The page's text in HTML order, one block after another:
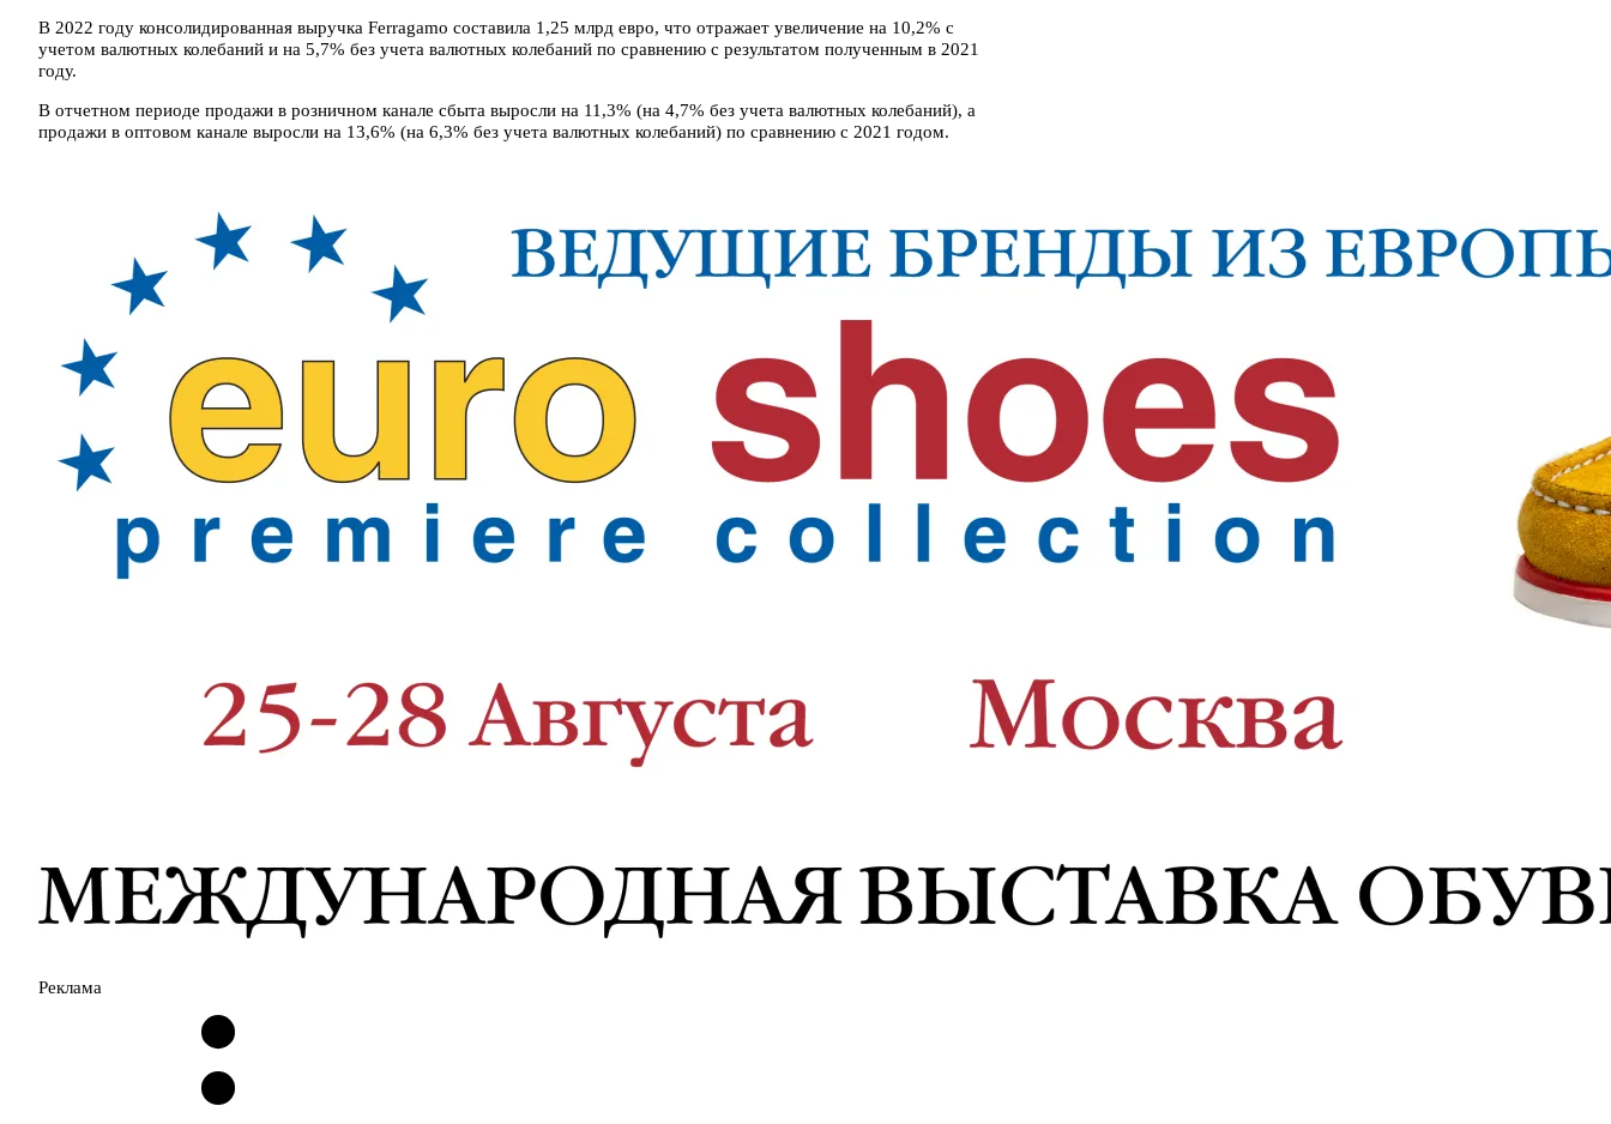
В 2022 году консолидированная выручка Ferragamo составила 1,25 млрд евро, что отражает увеличение на 10,2% с
учетом валютных колебаний и на 5,7% без учета валютных колебаний по сравнению с результатом полученным в 2021
году.
В отчетном периоде продажи в розничном канале сбыта выросли на 11,3% (на 4,7% без учета валютных колебаний), а
продажи в оптовом канале выросли на 13,6% (на 6,3% без учета валютных колебаний) по сравнению с 2021 годом.
Реклама